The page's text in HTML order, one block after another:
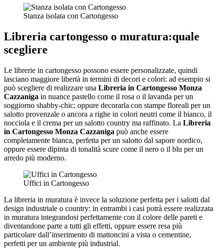
Stanza isolata con Cartongesso
Libreria cartongesso o muratura:quale
scegliere
Le librerie in cartongesso possono essere personalizzate, quindi
lasciano maggiore libertà in termini di decori e colori: ad esempio si
può scegliere di realizzare una Libreria in Cartongesso Monza
Cazzaniga in nuance pastello come il rosa o il lavanda per un
soggiorno shabby-chic; oppure decorarla con stampe floreali per un
salotto provenzale o ancora a righe in colori neutri come il bianco, il
nocciola e il crema per un salotto country ma raffinato. La Libreria
in Cartongesso Monza Cazzaniga può anche essere
completamente bianca, perfetta per un salotto dal sapore nordico,
oppure essere dipinta di tonalità scure come il nero o il blu per un
arredo più moderno.
Uffici in Cartongesso
La libreria in muratura è invece la soluzione perfetta per i salotti dal
design industriale o country: in entrambi i casi potrà essere realizzata
in muratura integrandosi perfettamente con il colore delle pareti e
diventandone parte a tutti gli effetti, oppure essere resa più
particolare dall’inserimento di mattoncini a vista o cementine,
perfetti per un ambiente più industrial.